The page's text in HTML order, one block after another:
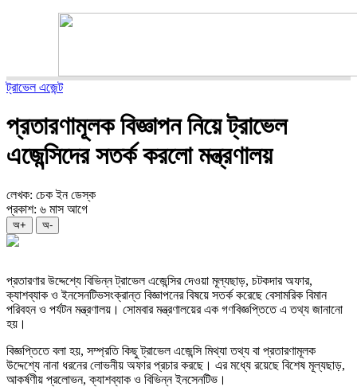
ট্রাভেল এজেন্ট
প্রতারণামূলক বিজ্ঞাপন নিয়ে ট্রাভেল
এজেন্সিদের সতর্ক করলো মন্ত্রণালয়
লেখক: চেক ইন ডেস্ক
প্রকাশ: ৬ মাস আগে
অ+ অ-
প্রতারণার উদ্দেশ্যে বিভিন্ন ট্রাভেল এজেন্সির দেওয়া মূল্যছাড়, চটকদার অফার,
ক্যাশব্যাক ও ইনসেনটিভসংক্রান্ত বিজ্ঞাপনের বিষয়ে সতর্ক করেছে বেসামরিক বিমান
পরিবহন ও পর্যটন মন্ত্রণালয়। সোমবার মন্ত্রণালয়ের এক গণবিজ্ঞপ্তিতে এ তথ্য জানানো
হয়।
বিজ্ঞপ্তিতে বলা হয়, সম্প্রতি কিছু ট্রাভেল এজেন্সি মিথ্যা তথ্য বা প্রতারণামূলক
উদ্দেশ্যে নানা ধরনের লোভনীয় অফার প্রচার করছে। এর মধ্যে রয়েছে বিশেষ মূল্যছাড়,
আকর্ষণীয় প্রলোভন, ক্যাশব্যাক ও বিভিন্ন ইনসেনটিভ।